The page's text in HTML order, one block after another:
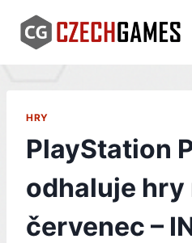
content
HRY
PlayStation
odhaluje hry
červenec –